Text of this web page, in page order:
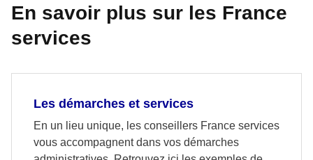
En savoir plus sur les France
services
Les démarches et services
En un lieu unique, les conseillers France services
vous accompagnent dans vos démarches